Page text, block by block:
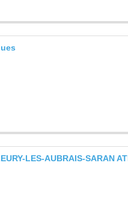
LES-AUBRAIS-SARAN